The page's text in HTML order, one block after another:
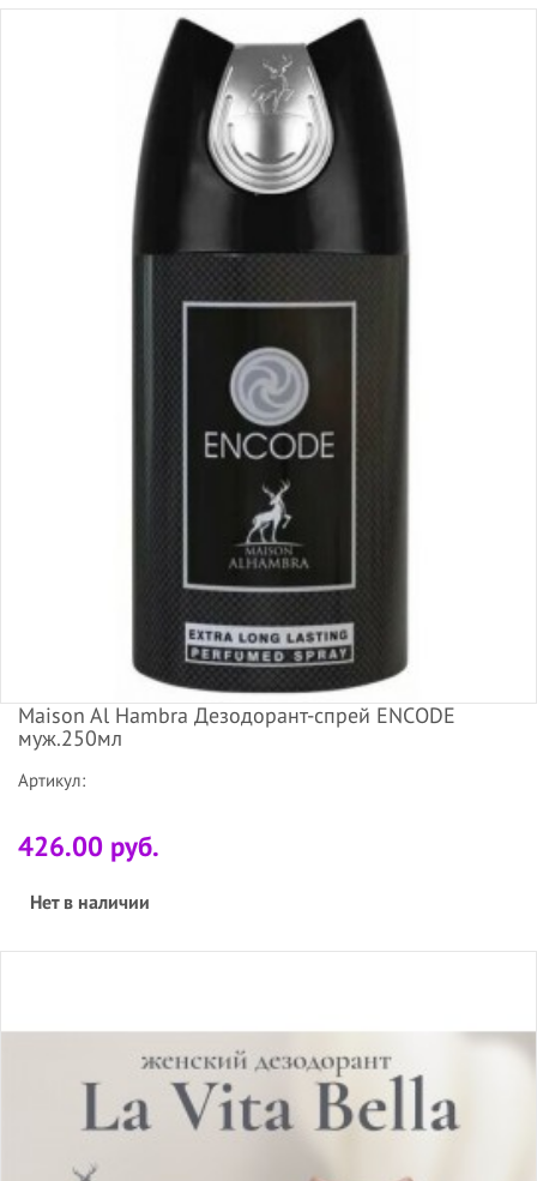
Maison Al Hambra Дезодорант-спрей ENCODE
муж.250мл
Артикул:
426.00 руб.
Нет в наличии